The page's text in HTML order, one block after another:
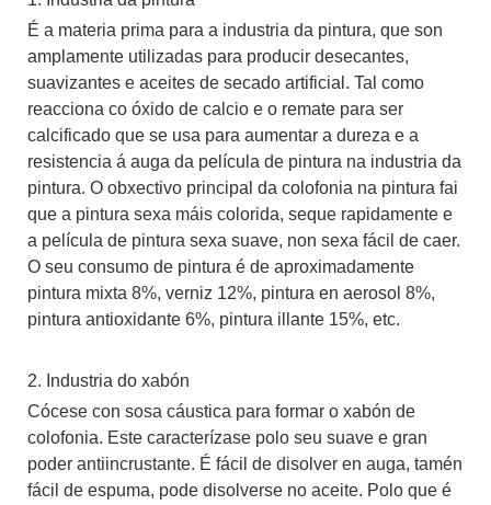
É a materia prima para a industria da pintura, que son
amplamente utilizadas para producir desecantes,
suavizantes e aceites de secado artificial. Tal como
reacciona co óxido de calcio e o remate para ser
calcificado que se usa para aumentar a dureza e a
resistencia á auga da película de pintura na industria da
pintura. O obxectivo principal da colofonia na pintura fai
que a pintura sexa máis colorida, seque rapidamente e
a película de pintura sexa suave, non sexa fácil de caer.
O seu consumo de pintura é de aproximadamente
pintura mixta 8%, verniz 12%, pintura en aerosol 8%,
pintura antioxidante 6%, pintura illante 15%, etc.
2. Industria do xabón
Cócese con sosa cáustica para formar o xabón de
colofonia. Este caracterízase polo seu suave e gran
poder antiincrustante. É fácil de disolver en auga, tamén
fácil de espuma, pode disolverse no aceite. Polo que é